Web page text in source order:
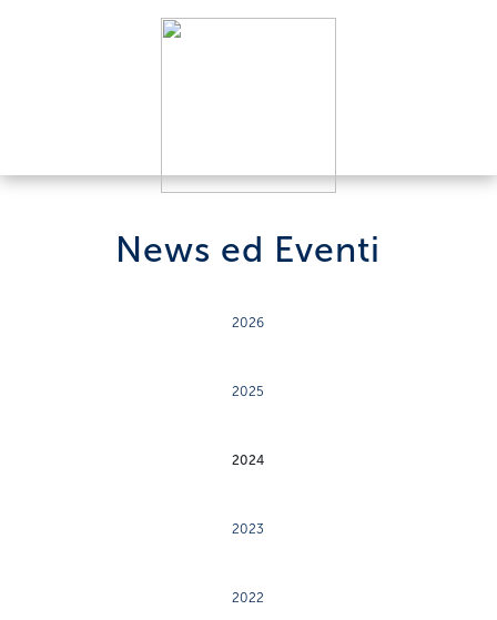
News ed Eventi
2026
2025
2024
2023
2022